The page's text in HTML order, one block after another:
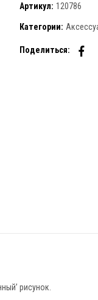
Артикул: 120786
Категории:
Поделиться:
рисунок.